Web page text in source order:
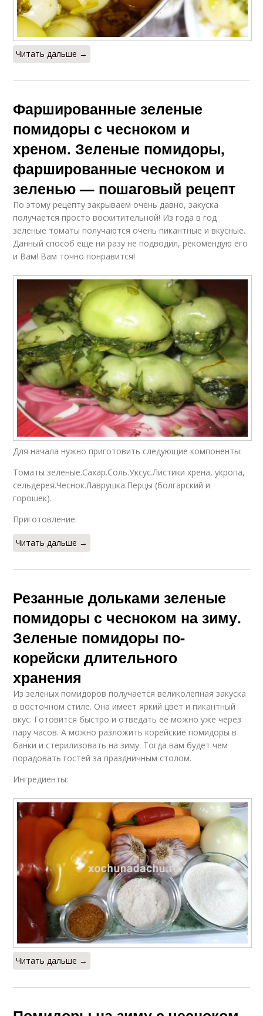
Читать дальше →
Фаршированные зеленые
помидоры с чесноком и
хреном. Зеленые помидоры,
фаршированные чесноком и
зеленью — пошаговый рецепт
По этому рецепту закрываем очень давно, закуска
получается просто восхитительной! Из года в год
зеленые томаты получаются очень пикантные и вкусные.
Данный способ еще ни разу не подводил, рекомендую его
и Вам! Вам точно понравится!
Для начала нужно приготовить следующие компоненты:
Томаты зеленые.Сахар.Соль.Уксус.Листики хрена, укропа,
сельдерея.Чеснок.Лаврушка.Перцы (болгарский и
горошек).
Приготовление:
Читать дальше →
Резанные дольками зеленые
помидоры с чесноком на зиму.
Зеленые помидоры по-
корейски длительного
хранения
Из зеленых помидоров получается великолепная закуска
в восточном стиле. Она имеет яркий цвет и пикантный
вкус. Готовится быстро и отведать ее можно уже через
пару часов. А можно разложить корейские помидоры в
банки и стерилизовать на зиму. Тогда вам будет чем
порадовать гостей за праздничным столом.
Ингредиенты:
Читать дальше →